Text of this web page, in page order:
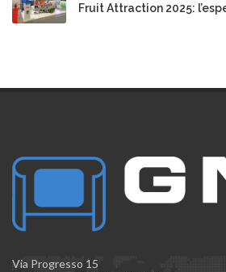
Fruit Attraction 2025:
Via Progresso 15